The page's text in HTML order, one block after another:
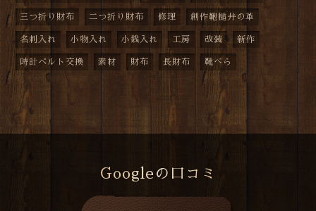
三つ折り財布 二つ折り財布 修理 創作鞄槌井の革
名刺入れ 小物入れ 小銭入れ 工房 改装 新作
時計ベルト交換 素材 財布 長財布 靴べら
Googleの口コミ